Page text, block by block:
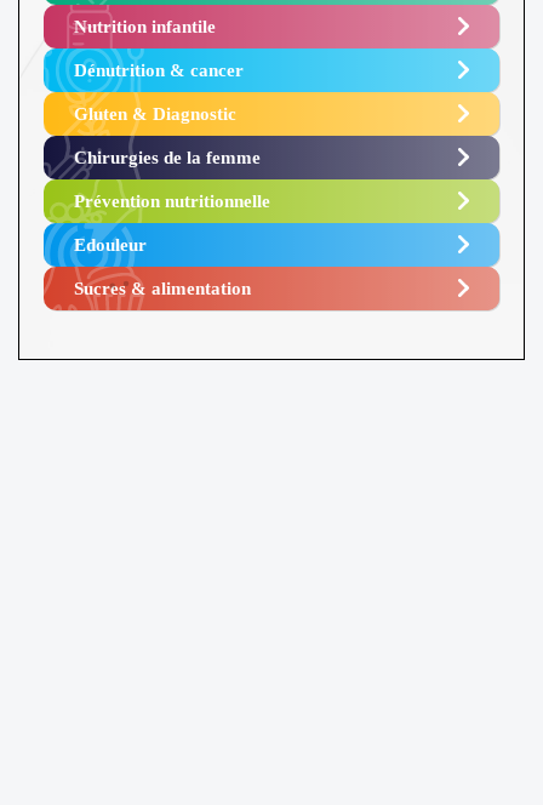
Nutrition infantile
Dénutrition & cancer
Gluten & Diagnostic
Chirurgies de la femme
Prévention nutritionnelle
Edouleur​
Sucres & alimentation​